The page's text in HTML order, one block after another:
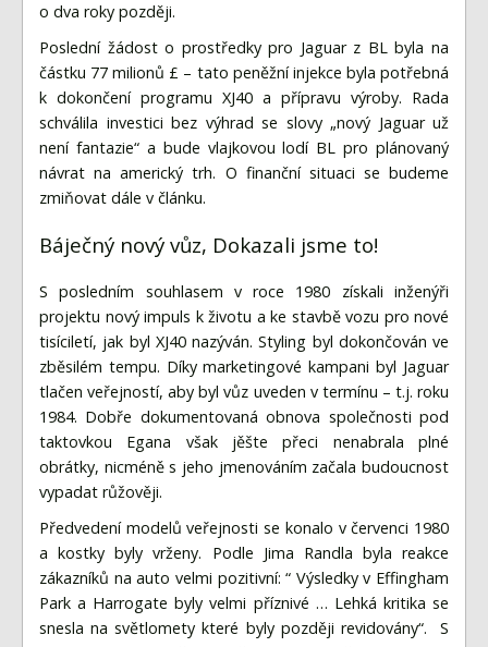
o dva roky později.
Poslední žádost o prostředky pro Jaguar z BL byla na
částku 77 milionů £ – tato peněžní injekce byla potřebná
k dokončení programu XJ40 a přípravu výroby. Rada
schválila investici bez výhrad se slovy „nový Jaguar už
není fantazie“ a bude vlajkovou lodí BL pro plánovaný
návrat na americký trh. O finanční situaci se budeme
zmiňovat dále v článku.
Báječný nový vůz, Dokazali jsme to!
S posledním souhlasem v roce 1980 získali inženýři
projektu nový impuls k životu a ke stavbě vozu pro nové
tisíciletí, jak byl XJ40 nazýván. Styling byl dokončován ve
zběsilém tempu. Díky marketingové kampani byl Jaguar
tlačen veřejností, aby byl vůz uveden v termínu – t.j. roku
1984. Dobře dokumentovaná obnova společnosti pod
taktovkou Egana však jěšte přeci nenabrala plné
obrátky, nicméně s jeho jmenováním začala budoucnost
vypadat růžověji.
Předvedení modelů veřejnosti se konalo v červenci 1980
a kostky byly vrženy. Podle Jima Randla byla reakce
zákazníků na auto velmi pozitivní: “ Výsledky v Effingham
Park a Harrogate byly velmi příznivé … Lehká kritika se
snesla na světlomety které byly později revidovány“. S